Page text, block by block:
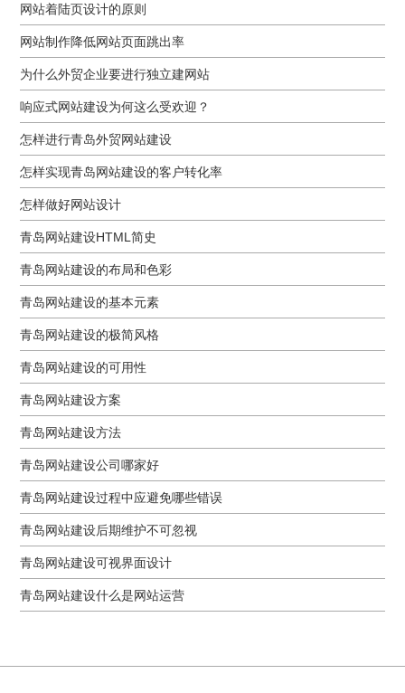
网站着陆页设计的原则
网站制作降低网站页面跳出率
为什么外贸企业要进行独立建网站
响应式网站建设为何这么受欢迎？
怎样进行青岛外贸网站建设
怎样实现青岛网站建设的客户转化率
怎样做好网站设计
青岛网站建设HTML简史
青岛网站建设的布局和色彩
青岛网站建设的基本元素
青岛网站建设的极简风格
青岛网站建设的可用性
青岛网站建设方案
青岛网站建设方法
青岛网站建设公司哪家好
青岛网站建设过程中应避免哪些错误
青岛网站建设后期维护不可忽视
青岛网站建设可视界面设计
青岛网站建设什么是网站运营